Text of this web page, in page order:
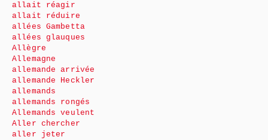
allait réagir
allait réduire
allées Gambetta
allées glauques
Allègre
Allemagne
allemande arrivée
allemande Heckler
allemands
allemands rongés
Allemands veulent
Aller chercher
aller jeter